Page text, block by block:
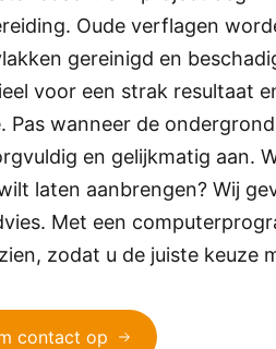
Oude verflagen
gereinigd en
voor een strak resultaat
Pas wanneer de
en gelijkmatig aan.
laten aanbrengen? Wij
Met een
zodat u de juiste keuze
contact op